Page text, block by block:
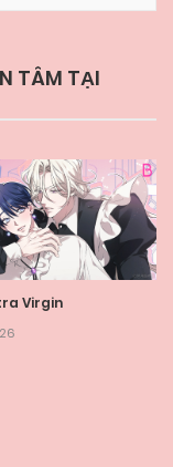
TÂM TẠI
Virgin